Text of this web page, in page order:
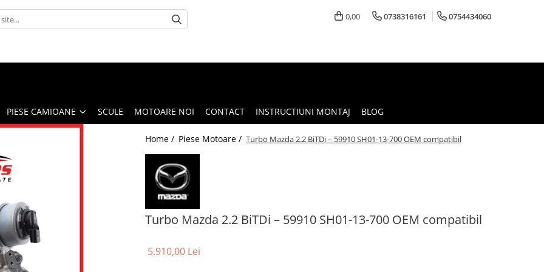
0,00 0738316161 0754434060
PIESE CAMIOANE SCULE MOTOARE NOI CONTACT INSTRUCTIUNI MONTAJ BLOG
Home / Piese Motoare / Turbo Mazda 2.2 BiTDi – 59910 SH01-13-700 OEM compatibil
Turbo Mazda 2.2 BiTDi – 59910 SH01-13-700 OEM compatibil
5.910,00 Lei